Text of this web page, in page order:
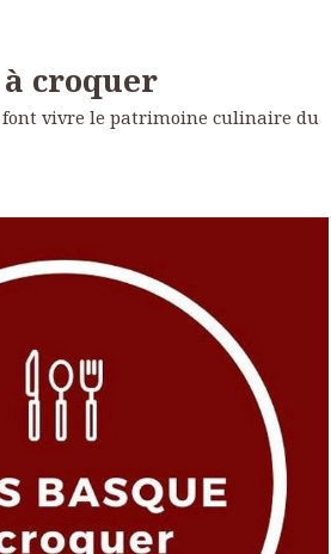
à croquer
vivre le patrimoine culinaire du